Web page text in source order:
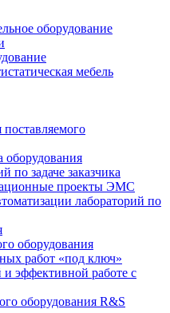
оборудование
мебель
поставляемого
оборудования
по задаче заказчика
проекты ЭМС
лабораторий по
оборудования
работ «под ключ»
эффективной работе с
оборудования R&S